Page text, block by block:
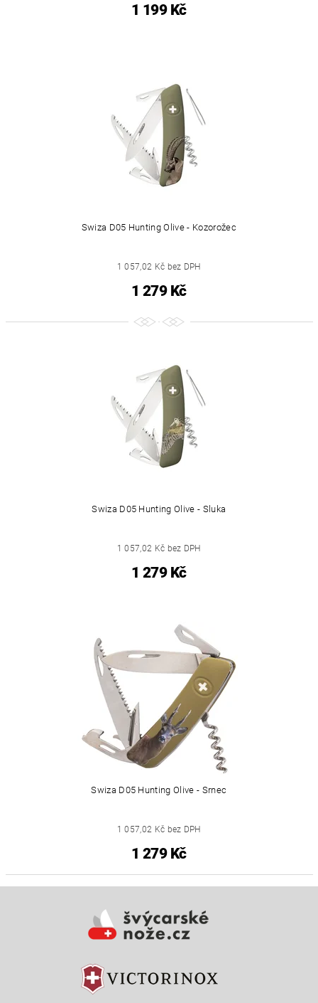
1 199 Kč
Swiza D05 Hunting Olive - Kozorožec
1 057,02 Kč bez DPH
1 279 Kč
Swiza D05 Hunting Olive - Sluka
1 057,02 Kč bez DPH
1 279 Kč
Swiza D05 Hunting Olive - Srnec
1 057,02 Kč bez DPH
1 279 Kč